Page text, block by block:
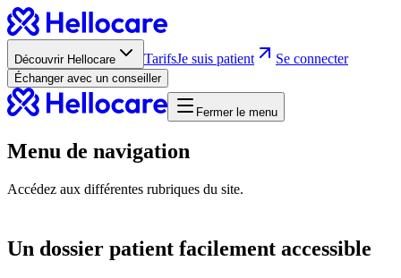
Découvrir Hellocare TarifsJe suis patient Se connecter
Échanger avec un conseiller
Fermer le menu
Menu de navigation
Accédez aux différentes rubriques du site.
Un dossier patient facilement accessible